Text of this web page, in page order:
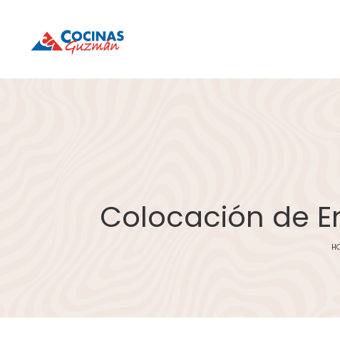
Cocinas
Cocinas
Colocación de